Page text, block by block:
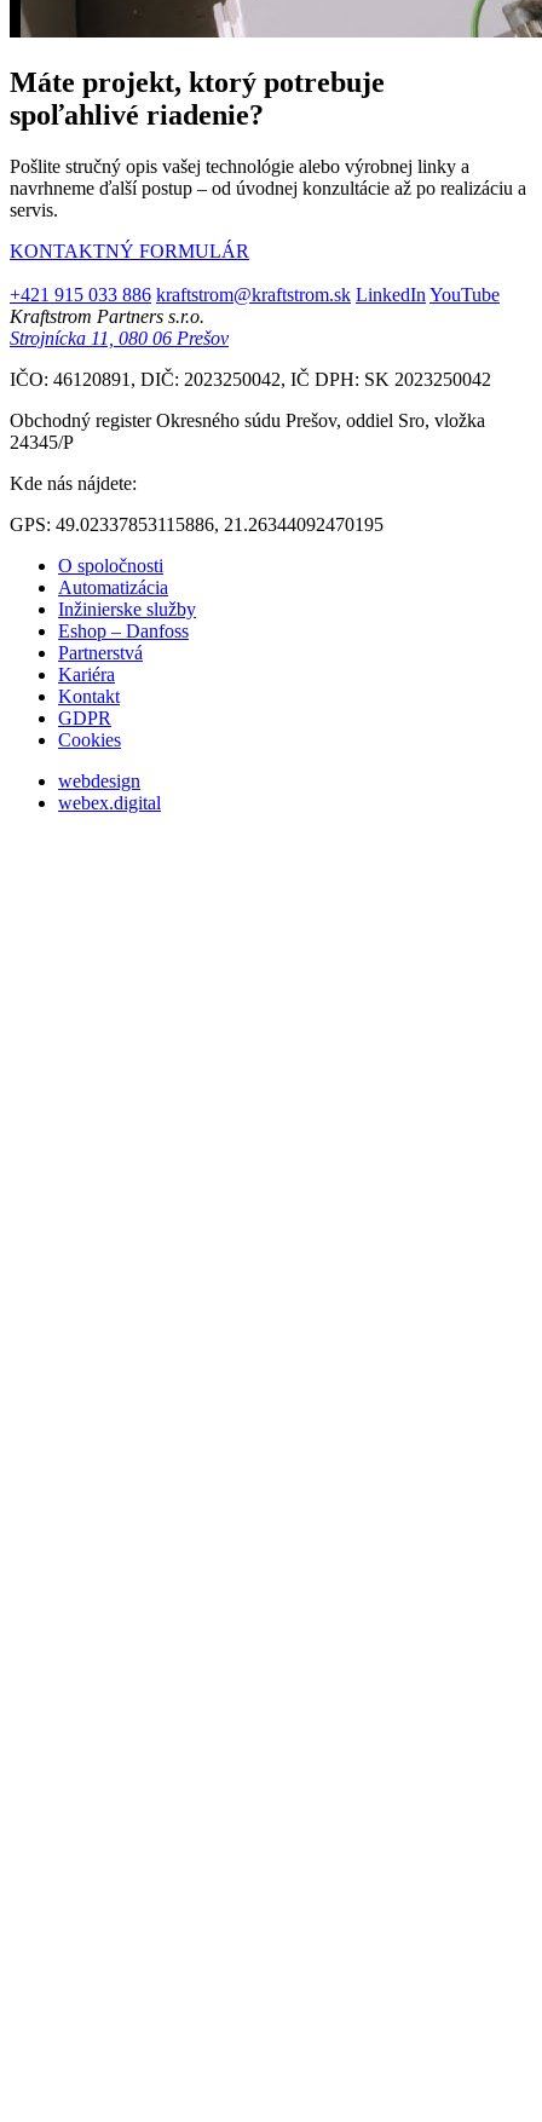
Máte projekt, ktorý potrebuje
spoľahlivé riadenie?
Pošlite stručný opis vašej technológie alebo výrobnej linky a
navrhneme ďalší postup – od úvodnej konzultácie až po realizáciu a
servis.
KONTAKTNÝ FORMULÁR
+421 915 033 886 kraftstrom@kraftstrom.sk LinkedIn YouTube
Kraftstrom Partners s.r.o.
Strojnícka 11, 080 06 Prešov
IČO: 46120891, DIČ: 2023250042, IČ DPH: SK 2023250042
Obchodný register Okresného súdu Prešov, oddiel Sro, vložka
24345/P
Kde nás nájdete:
GPS: 49.02337853115886, 21.26344092470195
O spoločnosti
Automatizácia
Inžinierske služby
Eshop – Danfoss
Partnerstvá
Kariéra
Kontakt
GDPR
Cookies
webdesign
webex.digital